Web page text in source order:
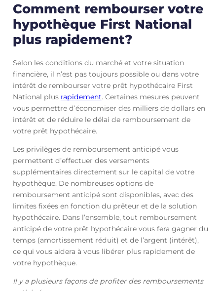
Comment rembourser votre
hypothèque First National
plus rapidement?
Selon les conditions du marché et votre situation
financière, il n’est pas toujours possible ou dans votre
intérêt de rembourser votre prêt hypothécaire First
National plus rapidement. Certaines mesures peuvent
vous permettre d’économiser des milliers de dollars en
intérêt et de réduire le délai de remboursement de
votre prêt hypothécaire.
Les privilèges de remboursement anticipé vous
permettent d’effectuer des versements
supplémentaires directement sur le capital de votre
hypothèque. De nombreuses options de
remboursement anticipé sont disponibles, avec des
limites fixées en fonction du prêteur et de la solution
hypothécaire. Dans l’ensemble, tout remboursement
anticipé de votre prêt hypothécaire vous fera gagner du
temps (amortissement réduit) et de l’argent (intérêt),
ce qui vous aidera à vous libérer plus rapidement de
votre hypothèque.
Il y a plusieurs façons de profiter des remboursements